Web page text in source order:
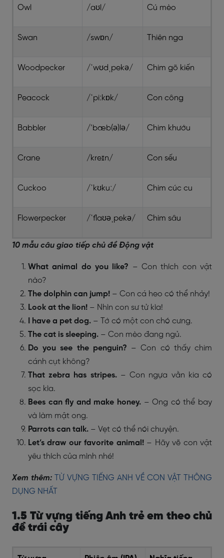
Owl /aʊl/ Cú mèo
Swan /swɒn/ Thiên nga
Woodpecker /ˈwʊdˌpekə/ Chim gõ kiến
Peacock /ˈpiːkɒk/ Con công
Babbler /’bæb(ə)lə/ Chim khướu
Crane /kreɪn/ Con sếu
Cuckoo /ˈkʊkuː/ Chim cúc cu
Flowerpecker /ˈflaʊəˌpekə/ Chim sâu
10 mẫu câu giao tiếp chủ đề Động vật
What animal do you like? – Con thích con vật
nào?
The dolphin can jump! – Con cá heo có thể nhảy!
Look at the lion! – Nhìn con sư tử kìa!
I have a pet dog. – Tớ có một con chó cưng.
The cat is sleeping. – Con mèo đang ngủ.
Do you see the penguin? – Con có thấy chim
cánh cụt không?
That zebra has stripes.– Con ngựa vằn kia có
sọc kìa.
Bees can fly and make honey. – Ong có thể bay
và làm mật ong.
Parrots can talk. – Vẹt có thể nói chuyện.
Let’s draw our favorite animal!– Hãy vẽ con vật
yêu thích của mình nhé!
Xem thêm:
TỪ VỰNG TIẾNG ANH VỀ CON VẬT THÔNG
DỤNG NHẤT
1.5 Từ vựng tiếng Anh trẻ em theo chủ
đề trái cây